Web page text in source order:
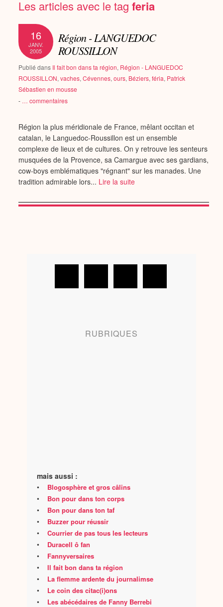
Les articles avec le tagferia
16
JANV.
2005
Région - LANGUEDOC
ROUSSILLON
Publié dans Il fait bon dans ta région, Région - LANGUEDOC
ROUSSILLON,vaches,Cévennes,ours, Béziers,féria, Patrick
Sébastien en mousse
- … commentaires
Région la plus méridionale de France, mêlant occitan et
catalan, le Languedoc-Roussillon est un ensemble
complexe de lieux et de cultures. On y retrouve les senteurs
musquées de la Provence, sa Camargue avec ses gardians,
cow-boys emblématiques "régnant" sur les manades. Une
tradition admirable lors... Lire la suite
RUBRIQUES
mais aussi :
• Blogosphère et gros câlins
• Bon pour dans ton corps
• Bon pour dans ton taf
• Buzzer pour réussir
• Courrier de pas tous les lecteurs
• Duracell ô fan
• Fannyversaires
• Il fait bon dans ta région
• La flemme ardente du journalimse
• Le coin des citac(i)ons
• Les abécédaires de Fanny Berrebi